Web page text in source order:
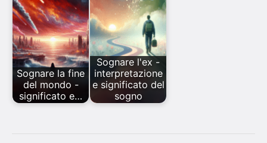
Sognare la fine
del mondo -
significato e…
Sognare l'ex -
interpretazione
e significato del
sogno